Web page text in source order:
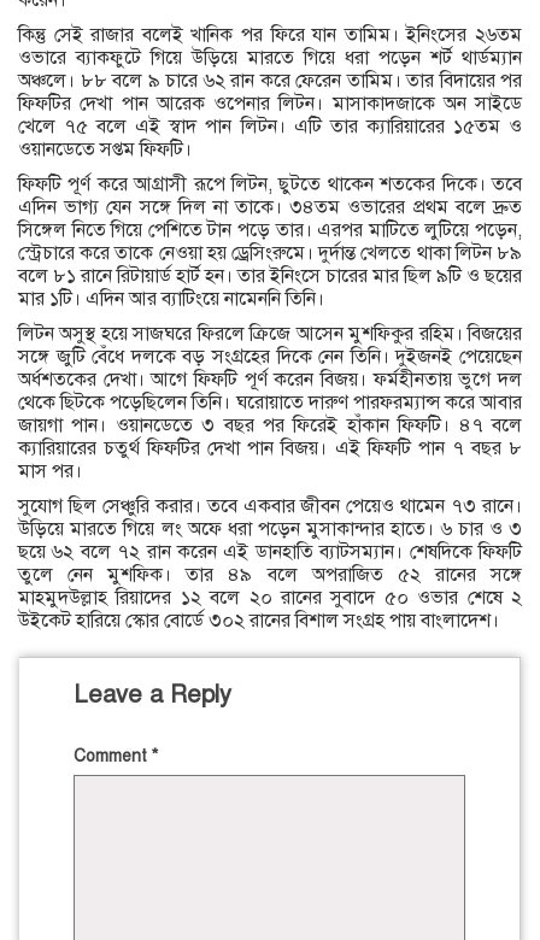
কিন্তু সেই রাজার বলেই খানিক পর ফিরে যান তামিম। ইনিংসের ২৬তম
ওভারে ব্যাকফুটে গিয়ে উড়িয়ে মারতে গিয়ে ধরা পড়েন শর্ট থার্ডম্যান
অঞ্চলে। ৮৮ বলে ৯ চারে ৬২ রান করে ফেরেন তামিম। তার বিদায়ের পর
ফিফটির দেখা পান আরেক ওপেনার লিটন। মাসাকাদজাকে অন সাইডে
খেলে ৭৫ বলে এই স্বাদ পান লিটন। এটি তার ক্যারিয়ারের ১৫তম ও
ওয়ানডেতে সপ্তম ফিফটি।
ফিফটি পূর্ণ করে আগ্রাসী রূপে লিটন, ছুটতে থাকেন শতকের দিকে। তবে
এদিন ভাগ্য যেন সঙ্গে দিল না তাকে। ৩৪তম ওভারের প্রথম বলে দ্রুত
সিঙ্গেল নিতে গিয়ে পেশিতে টান পড়ে তার। এরপর মাটিতে লুটিয়ে পড়েন,
স্ট্রেচারে করে তাকে নেওয়া হয় ড্রেসিংরুমে। দুর্দান্ত খেলতে থাকা লিটন ৮৯
বলে ৮১ রানে রিটায়ার্ড হার্ট হন। তার ইনিংসে চারের মার ছিল ৯টি ও ছয়ের
মার ১টি। এদিন আর ব্যাটিংয়ে নামেননি তিনি।
লিটন অসুস্থ হয়ে সাজঘরে ফিরলে ক্রিজে আসেন মুশফিকুর রহিম। বিজয়ের
সঙ্গে জুটি বেঁধে দলকে বড় সংগ্রহের দিকে নেন তিনি। দুইজনই পেয়েছেন
অর্ধশতকের দেখা। আগে ফিফটি পূর্ণ করেন বিজয়। ফর্মহীনতায় ভুগে দল
থেকে ছিটকে পড়েছিলেন তিনি। ঘরোয়াতে দারুণ পারফরম্যান্স করে আবার
জায়গা পান। ওয়ানডেতে ৩ বছর পর ফিরেই হাঁকান ফিফটি। ৪৭ বলে
ক্যারিয়ারের চতুর্থ ফিফটির দেখা পান বিজয়। এই ফিফটি পান ৭ বছর ৮
মাস পর।
সুযোগ ছিল সেঞ্চুরি করার। তবে একবার জীবন পেয়েও থামেন ৭৩ রানে।
উড়িয়ে মারতে গিয়ে লং অফে ধরা পড়েন মুসাকান্দার হাতে। ৬ চার ও ৩
ছয়ে ৬২ বলে ৭২ রান করেন এই ডানহাতি ব্যাটসম্যান। শেষদিকে ফিফটি
তুলে নেন মুশফিক। তার ৪৯ বলে অপরাজিত ৫২ রানের সঙ্গে
মাহমুদউল্লাহ রিয়াদের ১২ বলে ২০ রানের সুবাদে ৫০ ওভার শেষে ২
উইকেট হারিয়ে স্কোর বোর্ডে ৩০২ রানের বিশাল সংগ্রহ পায় বাংলাদেশ।
Leave a Reply
Comment *